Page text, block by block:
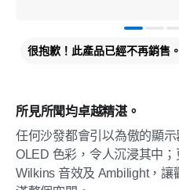
所見所聞均卓越精湛。
任何沙發都會引以為傲的顯
OLED 色彩，令人沉浸其中
Wilkins 音效及 Ambilight，
很抱歉！此產品已經不再銷售。